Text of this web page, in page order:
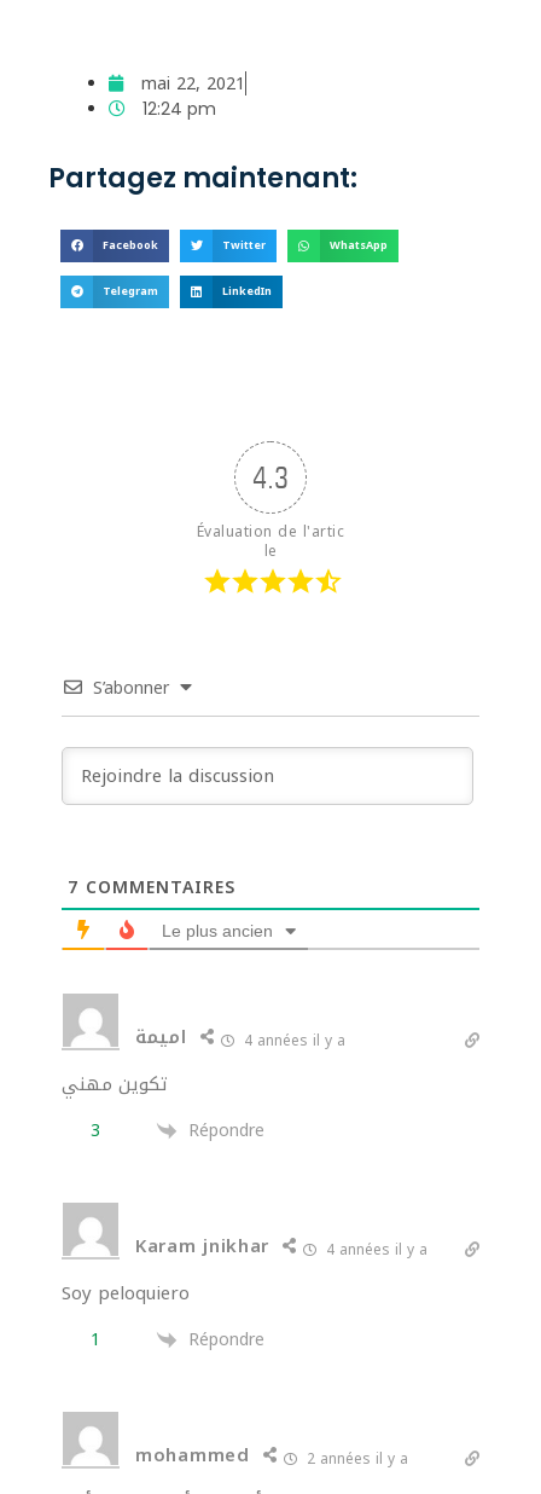
mai 22, 2021
12:24 pm
Partagez maintenant:
Facebook Twitter WhatsApp
Telegram LinkedIn
4.3
Évaluation de l'artic
le
S’abonner
7 COMMENTAIRES
Le plus ancien
اميمة 4 années il y a
تكوين مهني
3 Répondre
Karam jnikhar 4 années il y a
Soy peloquiero
1 Répondre
mohammed 2 années il y a